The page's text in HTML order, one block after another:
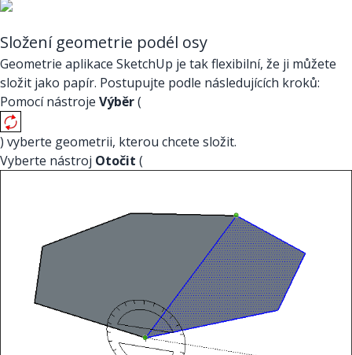
Složení geometrie podél osy
Geometrie aplikace SketchUp je tak flexibilní, že ji můžete
složit jako papír. Postupujte podle následujících kroků:
Pomocí nástroje Výběr(
) vyberte geometrii, kterou chcete složit.
Vyberte nástroj Otočit (